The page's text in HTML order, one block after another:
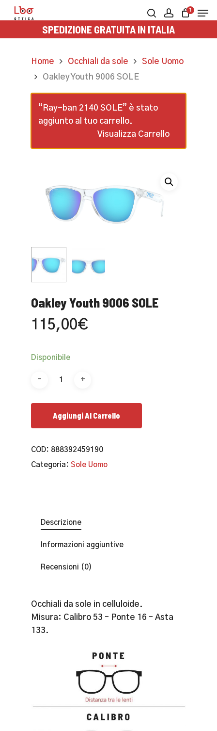
Skip
to
searchaccount
1
SPEDIZIONE GRATUITA IN ITALIA
Home Occhiali da sole
Sole Uomo
Oakley Youth 9006 SOLE
“Ray-ban 2140 SOLE” è stato
aggiunto al tuo carrello.
Visualizza Carrello
Oakley Youth 9006 SOLE
115,00€
Disponibile
Aggiungi Al Carrello
COD: 888392459190
Categoria: Sole Uomo
Descrizione
Informazioni aggiuntive
Recensioni (0)
Occhiali da sole in celluloide.
Misura: Calibro 53 – Ponte 16 – Asta
133.